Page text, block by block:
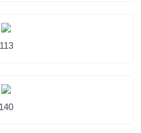
113
140